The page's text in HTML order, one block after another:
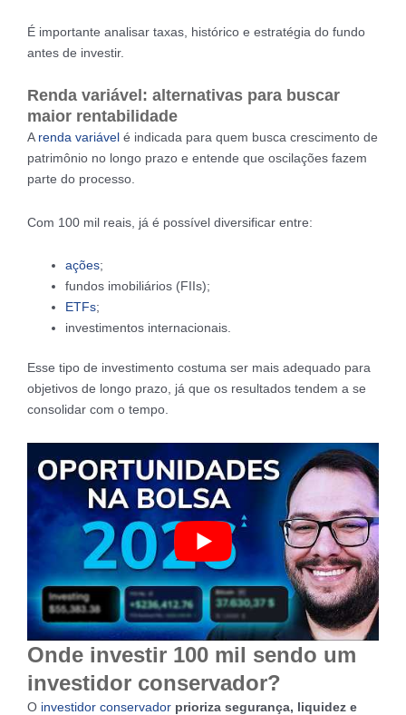
É importante analisar taxas, histórico e estratégia do fundo
antes de investir.
Renda variável: alternativas para buscar
maior rentabilidade
A renda variável é indicada para quem busca crescimento de
patrimônio no longo prazo e entende que oscilações fazem
parte do processo.
Com 100 mil reais, já é possível diversificar entre:
ações;
fundos imobiliários (FIIs);
ETFs;
investimentos internacionais.
Esse tipo de investimento costuma ser mais adequado para
objetivos de longo prazo, já que os resultados tendem a se
consolidar com o tempo.
Onde investir 100 mil sendo um
investidor conservador?
O investidor conservador prioriza segurança, liquidez e